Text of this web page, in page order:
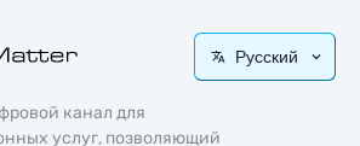
Русский
канал для
услуг, позволяющий